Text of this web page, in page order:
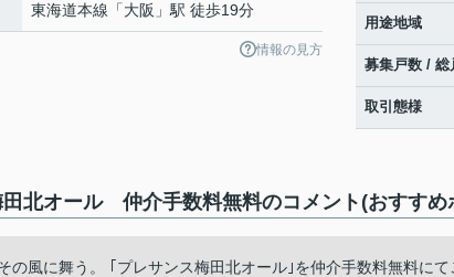
東海道本線 「大阪 」駅 徒歩19分
情報の見方
用途地域
募集戸数 / 総
取引態様
田北オール 仲介手数料無料のコメント(おすすめ
の風に舞う。 ｢プレサンス梅田北オール｣を仲介手数料無料にて